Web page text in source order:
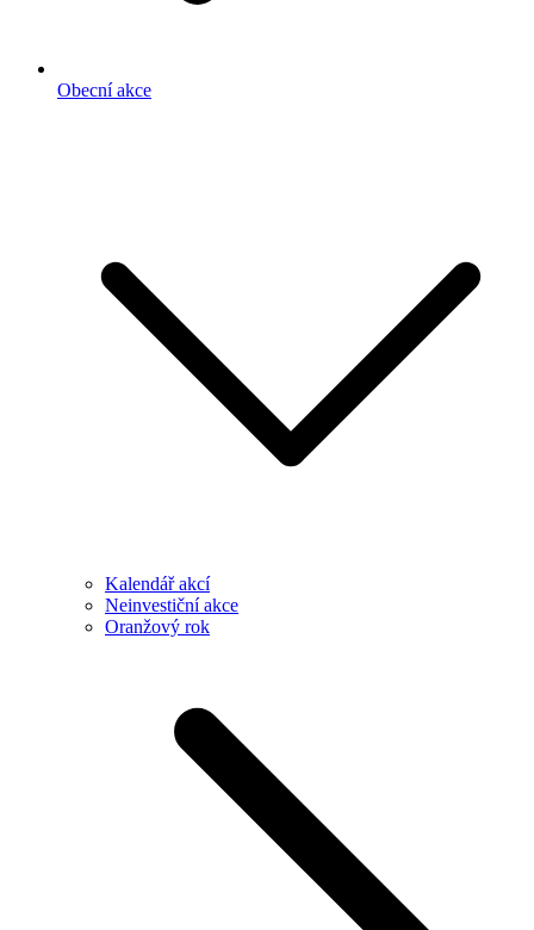
Obecní akce
Kalendář akcí
Neinvestiční akce
Oranžový rok